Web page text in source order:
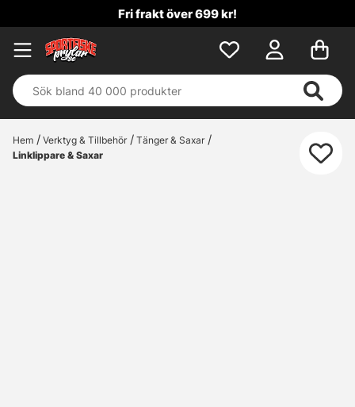
Fri frakt över 699 kr!
Hem Verktyg & Tillbehör
Tänger & Saxar
Linklippare & Saxar